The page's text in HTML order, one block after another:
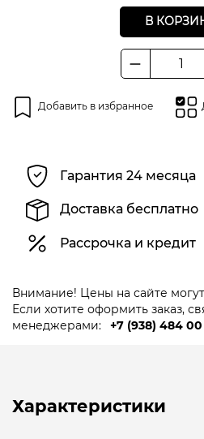
В
Добавить в избранное
Гарантия 24 месяца
Доставка бесплатно
Рассрочка и кредит
Внимание! Цены на сайте
Если хотите оформить заказ,
менеджерами:
+7 (938) 484
Характеристики